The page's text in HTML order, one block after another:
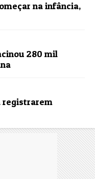
na infância,
280 mil
registrarem